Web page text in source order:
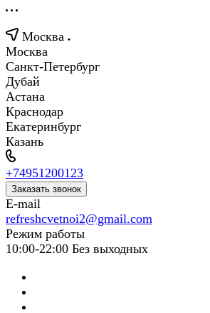
Москва
Москва
Санкт-Петербург
Дубай
Астана
Краснодар
Екатеринбург
Казань
+74951200123
Заказать звонок
E-mail
refreshcvetnoi2@gmail.com
Режим работы
10:00-22:00 Без выходных